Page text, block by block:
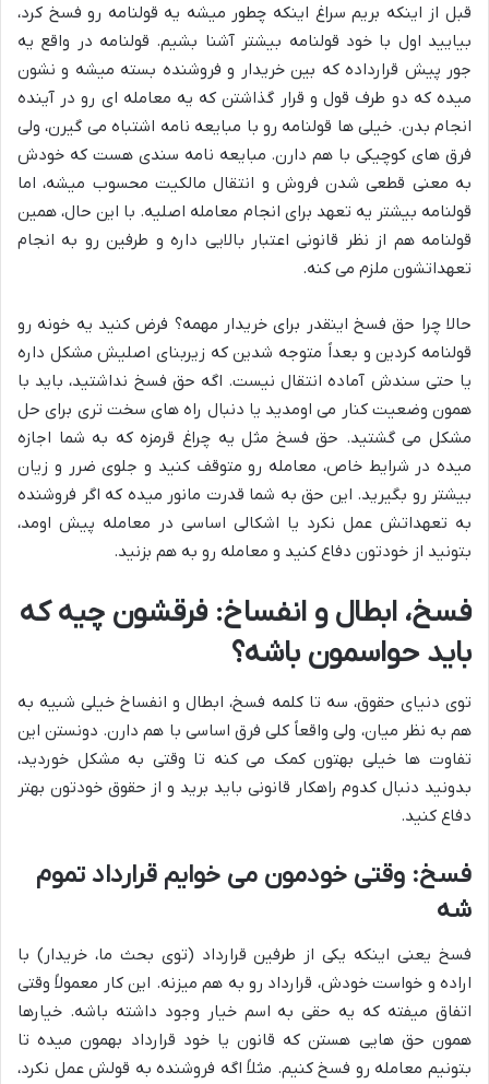
قبل از اینکه بریم سراغ اینکه چطور میشه یه قولنامه رو فسخ کرد،
بیایید اول با خود قولنامه بیشتر آشنا بشیم. قولنامه در واقع یه
جور پیش قرارداده که بین خریدار و فروشنده بسته میشه و نشون
میده که دو طرف قول و قرار گذاشتن که یه معامله ای رو در آینده
انجام بدن. خیلی ها قولنامه رو با مبایعه نامه اشتباه می گیرن، ولی
فرق های کوچیکی با هم دارن. مبایعه نامه سندی هست که خودش
به معنی قطعی شدن فروش و انتقال مالکیت محسوب میشه، اما
قولنامه بیشتر یه تعهد برای انجام معامله اصلیه. با این حال، همین
قولنامه هم از نظر قانونی اعتبار بالایی داره و طرفین رو به انجام
تعهداتشون ملزم می کنه.
حالا چرا حق فسخ اینقدر برای خریدار مهمه؟ فرض کنید یه خونه رو
قولنامه کردین و بعداً متوجه شدین که زیربنای اصلیش مشکل داره
یا حتی سندش آماده انتقال نیست. اگه حق فسخ نداشتید، باید با
همون وضعیت کنار می اومدید یا دنبال راه های سخت تری برای حل
مشکل می گشتید. حق فسخ مثل یه چراغ قرمزه که به شما اجازه
میده در شرایط خاص، معامله رو متوقف کنید و جلوی ضرر و زیان
بیشتر رو بگیرید. این حق به شما قدرت مانور میده که اگر فروشنده
به تعهداتش عمل نکرد یا اشکالی اساسی در معامله پیش اومد،
بتونید از خودتون دفاع کنید و معامله رو به هم بزنید.
فسخ، ابطال و انفساخ: فرقشون چیه که
باید حواسمون باشه؟
توی دنیای حقوق، سه تا کلمه فسخ، ابطال و انفساخ خیلی شبیه به
هم به نظر میان، ولی واقعاً کلی فرق اساسی با هم دارن. دونستن این
تفاوت ها خیلی بهتون کمک می کنه تا وقتی به مشکل خوردید،
بدونید دنبال کدوم راهکار قانونی باید برید و از حقوق خودتون بهتر
دفاع کنید.
فسخ: وقتی خودمون می خوایم قرارداد تموم
شه
فسخ یعنی اینکه یکی از طرفین قرارداد (توی بحث ما، خریدار) با
اراده و خواست خودش، قرارداد رو به هم میزنه. این کار معمولاً وقتی
اتفاق میفته که یه حقی به اسم خیار وجود داشته باشه. خیارها
همون حق هایی هستن که قانون یا خود قرارداد بهمون میده تا
بتونیم معامله رو فسخ کنیم. مثلاً اگه فروشنده به قولش عمل نکرد،